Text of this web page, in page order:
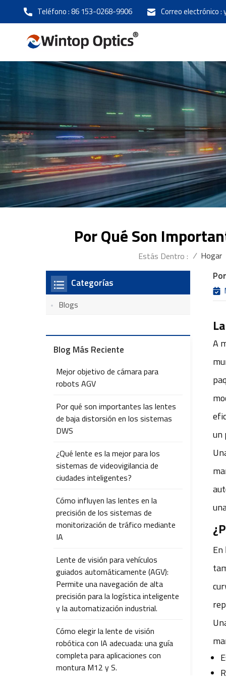
Teléfono :86 153-0268-9906 Correo electrónico :
Por Qué Son
Estás Dentro : / Hogar
A
un
Categorías
Blogs
Blog Más Reciente
Mejor objetivo de cámara para
robots AGV
Por qué son importantes las lentes
de baja distorsión en los sistemas
DWS
¿Qué lente es la mejor para los
sistemas de videovigilancia de
ciudades inteligentes?
Cómo influyen las lentes en la
precisión de los sistemas de
monitorización de tráfico mediante
IA
Lente de visión para vehículos
guiados automáticamente (AGV):
Permite una navegación de alta
precisión para la logística inteligente
y la automatización industrial.
Cómo elegir la lente de visión
robótica con IA adecuada: una guía
completa para aplicaciones con
montura M12 y S.